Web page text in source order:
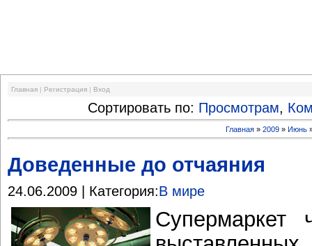
Главная | Регистрация | Вход
Сортировать по: Просмотрам,
Главная »2009 » Июнь
Доведенные до отчаяния
24.06.2009 | Категория:В мире
Супермаркет